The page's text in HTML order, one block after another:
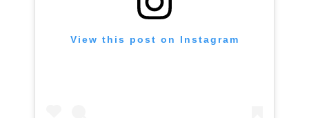
View this post on Instagram